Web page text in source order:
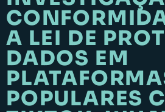
A LEI DE
DADOS EM
POPULARES